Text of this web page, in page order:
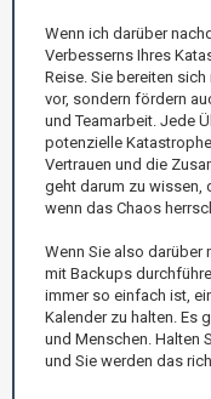
Wenn ich darüber
Verbesserns Ihres
Reise. Sie bereiten
vor, sondern fördern
und Teamarbeit. Jede
potenzielle
Vertrauen und die
geht darum zu wissen,
wenn das Chaos
Wenn Sie also darüber
mit Backups
immer so einfach ist,
Kalender zu halten. Es
und Menschen. Halten
und Sie werden das